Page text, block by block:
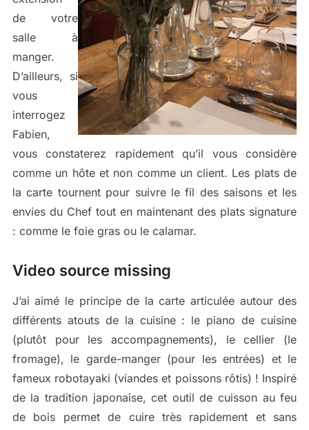
de votre
salle à
manger.
D’ailleurs, si
vous
interrogez
Fabien,
vous constaterez rapidement qu’il vous considère
comme un hôte et non comme un client. Les plats de
la carte tournent pour suivre le fil des saisons et les
envies du Chef tout en maintenant des plats signature
: comme le foie gras ou le calamar.
Video source missing
J’ai aimé le principe de la carte articulée autour des
différents atouts de la cuisine : le piano de cuisine
(plutôt pour les accompagnements), le cellier (le
fromage), le garde-manger (pour les entrées) et le
fameux robotayaki (viandes et poissons rôtis) ! Inspiré
de la tradition japonaise, cet outil de cuisson au feu
de bois permet de cuire très rapidement et sans